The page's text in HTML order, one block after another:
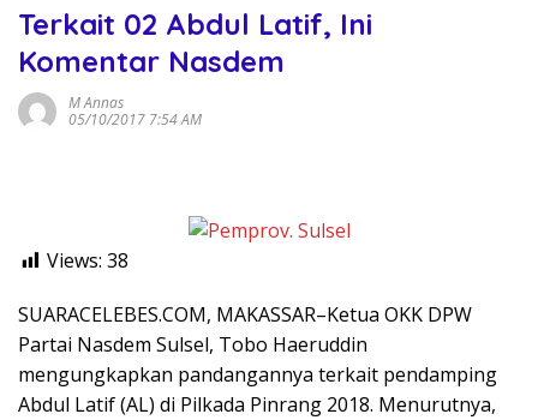
Terkait 02 Abdul Latif, Ini
Komentar Nasdem
M Annas
05/10/2017 7:54 AM
Views: 38
SUARACELEBES.COM, MAKASSAR–Ketua OKK DPW
Partai Nasdem Sulsel, Tobo Haeruddin
mengungkapkan pandangannya terkait pendamping
Abdul Latif (AL) di Pilkada Pinrang 2018. Menurutnya,